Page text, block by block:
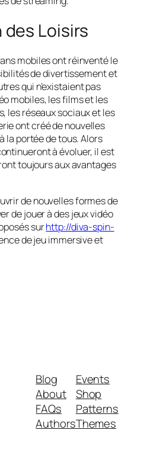
des Loisirs
mobiles ont réinventé le
de divertissement et
qui n’existaient pas
mobiles, les films et les
les réseaux sociaux et les
ont créé de nouvelles
la portée de tous. Alors
à évoluer, il est
toujours aux avantages
de nouvelles formes de
de jouer à des jeux vidéo
surhttp://diva-spin-
de jeu immersive et
Blog
About
FAQs
Authors
Events
Shop
Patterns
Themes